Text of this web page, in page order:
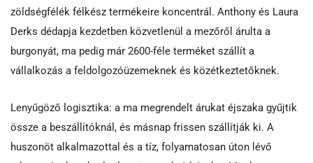
zöldségfélék félkész termékeire koncentrál. Anthony és Laura
Derks dédapja kezdetben közvetlenül a mezőről árulta a
burgonyát, ma pedig már 2600-féle terméket szállít a
vállalkozás a feldolgozóüzemeknek és közétkeztetőknek.
Lenyűgöző logisztika: a ma megrendelt árukat éjszaka gyűjtik
össze a beszállítóknál, és másnap frissen szállítják ki. A
huszonöt alkalmazottal és a tíz, folyamatosan úton lévő